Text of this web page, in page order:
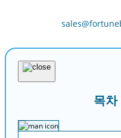
목차